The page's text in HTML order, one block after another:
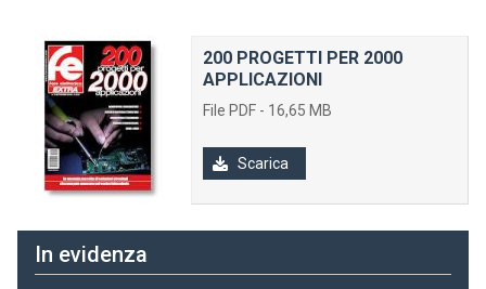
200 PROGETTI PER 2000
APPLICAZIONI
File PDF - 16,65 MB
Scarica
In evidenza